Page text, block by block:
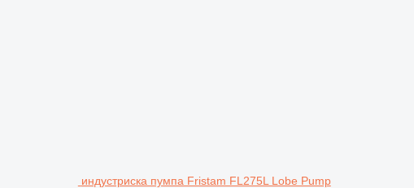
индустриска пумпа Fristam FL275L Lobe Pump